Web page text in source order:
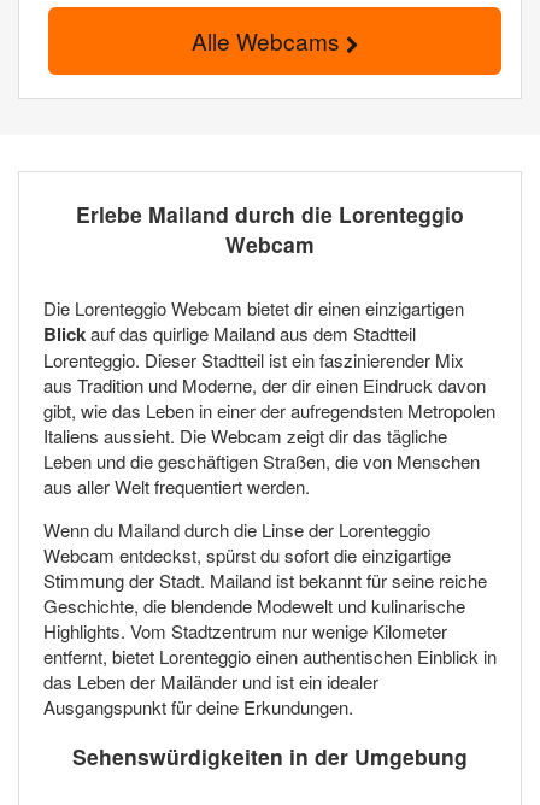
Alle Webcams
Erlebe Mailand durch die Lorenteggio
Webcam
Die Lorenteggio Webcam bietet dir einen einzigartigen
Blickauf das quirlige Mailand aus dem Stadtteil
Lorenteggio. Dieser Stadtteil ist ein faszinierender Mix
aus Tradition und Moderne, der dir einen Eindruck davon
gibt, wie das Leben in einer der aufregendsten Metropolen
Italiens aussieht. Die Webcam zeigt dir das tägliche
Leben und die geschäftigen Straßen, die von Menschen
aus aller Welt frequentiert werden.
Wenn du Mailand durch die Linse der Lorenteggio
Webcam entdeckst, spürst du sofort die einzigartige
Stimmung der Stadt. Mailand ist bekannt für seine reiche
Geschichte, die blendende Modewelt und kulinarische
Highlights. Vom Stadtzentrum nur wenige Kilometer
entfernt, bietet Lorenteggio einen authentischen Einblick in
das Leben der Mailänder und ist ein idealer
Ausgangspunkt für deine Erkundungen.
Sehenswürdigkeiten in der Umgebung